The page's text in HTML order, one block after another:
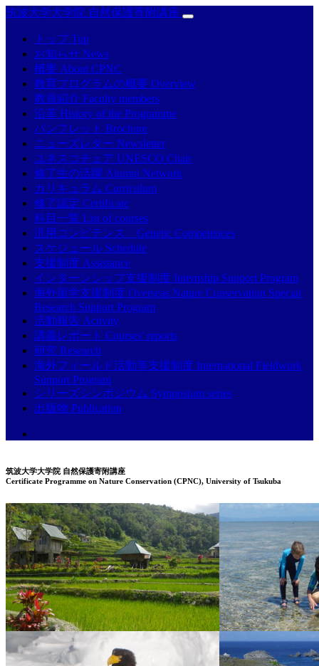
筑波大学大学院 自然保護寄附講座
トップ Top
お知らせ News
概要 About CPNC
教育プログラムの概要 Overview
教員紹介 Faculty members
沿革 History of the Programme
パンフレット Brochure
ニューズレター Newsletter
ユネスコチェア UNESCO Chair
修了生の活躍 Alumni Network
カリキュラム Curriculum
修了認定 Certificate
科目一覧 List of courses
汎用コンピテンス Genetic Competences
スケジュール Schedule
支援制度 Assistance
インターンシップ支援制度 Internship Support Program
海外留学支援制度 Overseas Nature Conservation Special
Research Support Program
活動報告 Activity
講義レポート Courses' reports
研究 Research
海外フィールド活動等支援制度 International Fieldwork
Support Program
シリーズシンポジウム Symposium series
出版物 Publication
筑波大学大学院 自然保護寄附講座
Certificate Programme on Nature Conservation (CPNC), University of Tsukuba